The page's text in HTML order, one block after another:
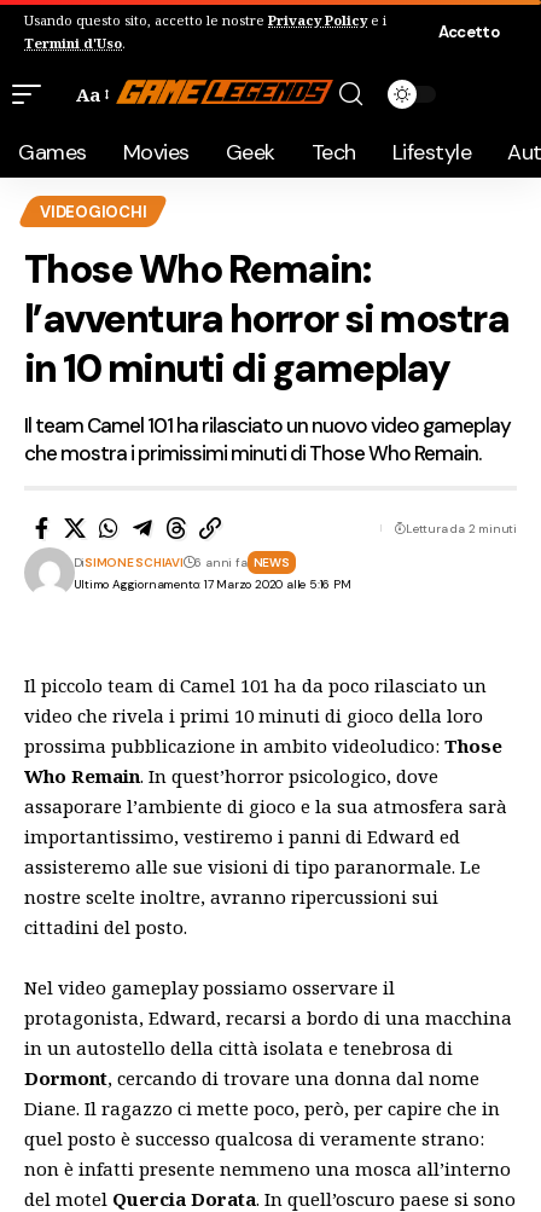
Usando questo sito, accetto le nostre Privacy Policye i
Termini d'Uso.
Accetto
Aa
Games Movies Geek Tech Lifestyle
VIDEOGIOCHI
Those Who Remain:
l’avventura horror si mostra
in 10 minuti di gameplay
Il team Camel 101 ha rilasciato un nuovo video gameplay
che mostra i primissimi minuti di Those Who Remain.
Ultimo Aggiornamento: 17 Marzo 2020 alle 5:16 PM
DiSIMONE SCHIAVI 6 anni fa NEWS
Lettura da 2 minuti
Il piccolo team di Camel 101 ha da poco rilasciato un
video che rivela i primi 10 minuti di gioco della loro
prossima pubblicazione in ambito videoludico: Those
Who Remain. In quest’horror psicologico, dove
assaporare l’ambiente di gioco e la sua atmosfera sarà
importantissimo, vestiremo i panni di Edward ed
assisteremo alle sue visioni di tipo paranormale. Le
nostre scelte inoltre, avranno ripercussioni sui
cittadini del posto.
Nel video gameplay possiamo osservare il
protagonista, Edward, recarsi a bordo di una macchina
in un autostello della città isolata e tenebrosa di
Dormont, cercando di trovare una donna dal nome
Diane. Il ragazzo ci mette poco, però, per capire che in
quel posto è successo qualcosa di veramente strano:
non è infatti presente nemmeno una mosca all’interno
del motel Quercia Dorata. In quell’oscuro paese si sono